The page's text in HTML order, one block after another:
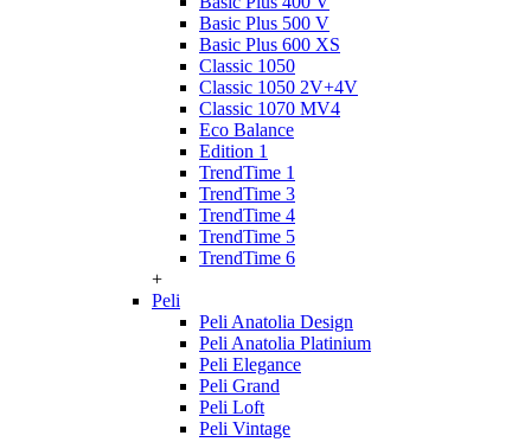
Basic Plus 500 V
Basic Plus 600 ХS
Classic 1050
Classic 1050 2V+4V
Classic 1070 МV4
Eco Balance
Edition 1
TrendTime 1
TrendTime 3
TrendTime 4
TrendTime 5
TrendTime 6
+
Peli
Peli Anatolia Design
Peli Anatolia Platinium
Peli Elegance
Peli Grand
Peli Loft
Peli Vintage